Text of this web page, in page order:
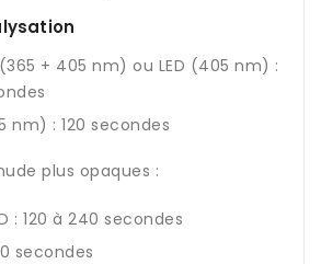
(365 + 405 nm) ou LED (405 nm) :
nm) : 120 secondes
plus opaques :
: 120 à 240 secondes
secondes